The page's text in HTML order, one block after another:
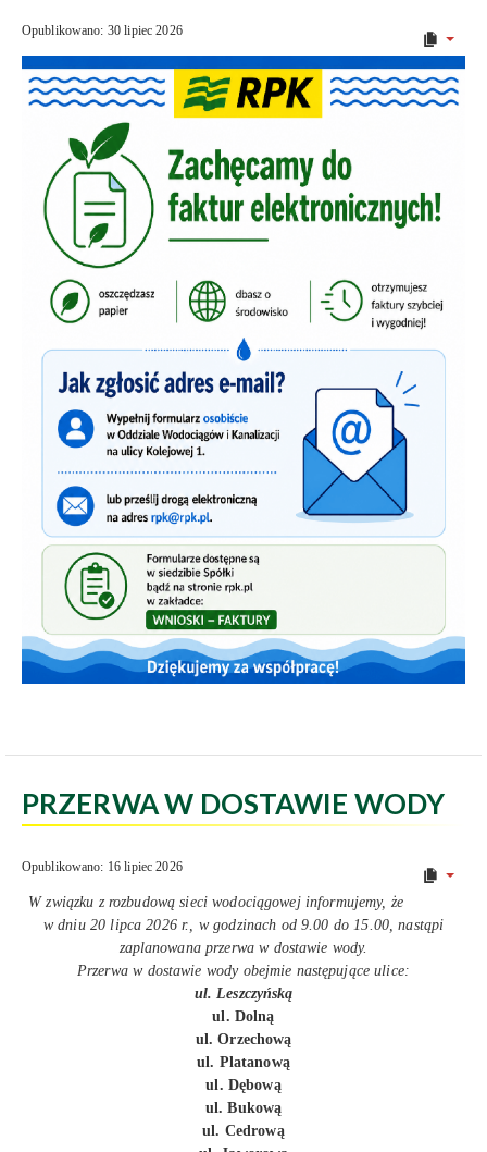
Opublikowano: 30 lipiec 2026
PRZERWA W DOSTAWIE WODY
Opublikowano: 16 lipiec 2026
W związku z rozbudową sieci wodociągowej informujemy, że
w dniu 20 lipca 2026 r., w godzinach od 9.00 do 15.00, nastąpi
zaplanowana przerwa w dostawie wody.
Przerwa w dostawie wody obejmie następujące ulice:
ul. Leszczyńską
ul. Dolną
ul. Orzechową
ul. Platanową
ul. Dębową
ul. Bukową
ul. Cedrową